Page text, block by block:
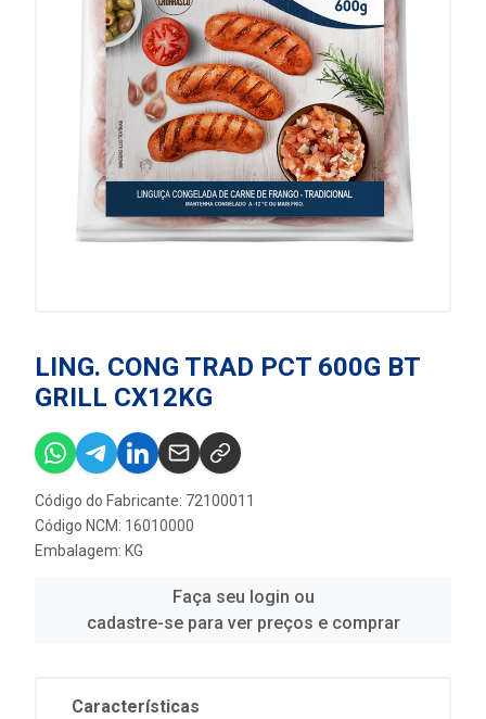
LING. CONG TRAD PCT 600G BT
GRILL CX12KG
Código do Fabricante: 72100011
Código NCM: 16010000
Embalagem: KG
Faça seu login ou
cadastre-se para ver preços e comprar
Características